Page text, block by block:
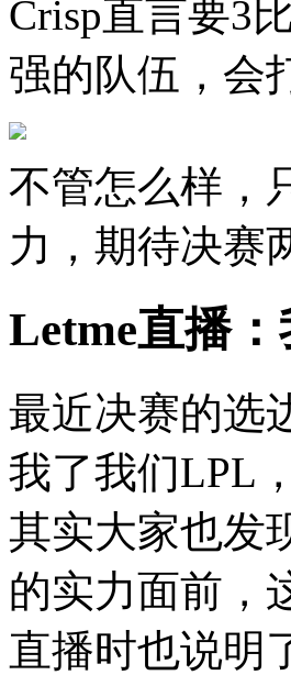
Crisp直言要3
强的队伍，会
不管怎么样，
力，期待决赛
Letme直播
最近决赛的选
我了我们LPL
其实大家也发
的实力面前，
直播时也说明